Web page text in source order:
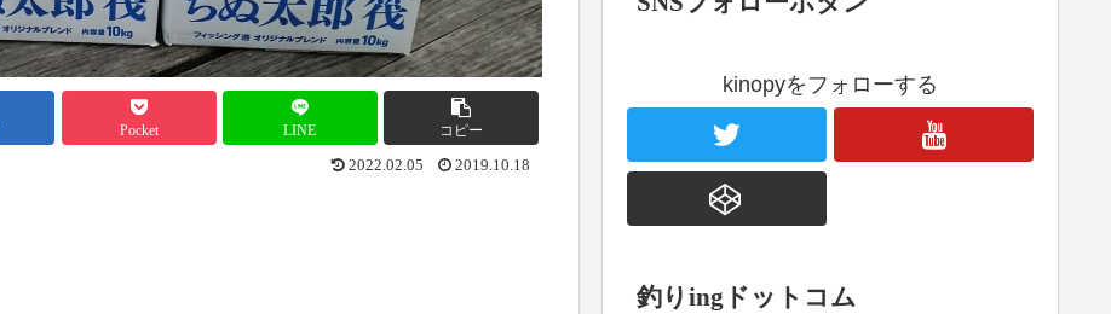
Pocket LINE コピー
2022.02.05 2019.10.18
kinopyをフォローする
釣りingドットコム